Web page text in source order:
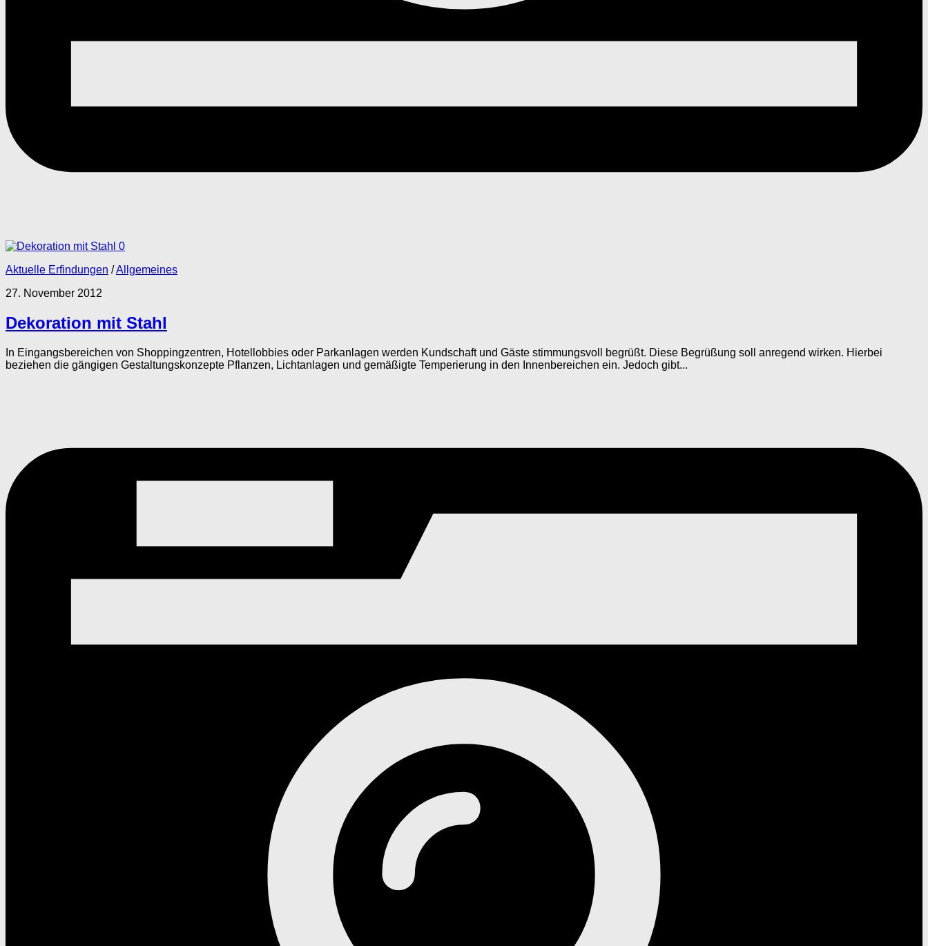
0
Aktuelle Erfindungen /Allgemeines
27. November 2012
Dekoration mit Stahl
In Eingangsbereichen von Shoppingzentren, Hotellobbies oder Parkanlagen werden Kundschaft und Gäste stimmungsvoll begrüßt. Diese Begrüßung soll anregend wirken. Hierbei
beziehen die gängigen Gestaltungskonzepte Pflanzen, Lichtanlagen und gemäßigte Temperierung in den Innenbereichen ein. Jedoch gibt...